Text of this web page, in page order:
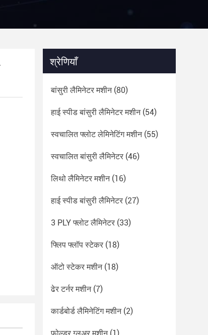
श्रेणियाँ
बांसुरी लैमिनेटर मशीन(80)
हाई स्पीड बांसुरी लैमिनेटर मशीन(54)
स्वचालित फ्लोट लेमिनेटिंग मशीन(55)
स्वचालित बांसुरी लैमिनेटर (46)
लिथो लैमिनेटर मशीन(16)
हाई स्पीड बांसुरी लैमिनेटर (27)
3 PLY फ्लोट लैमिनेटर (33)
फ्लिप फ्लॉप स्टेकर (18)
ऑटो स्टेकर मशीन(18)
ढेर टर्नर मशीन(7)
कार्डबोर्ड लैमिनेटिंग मशीन(2)